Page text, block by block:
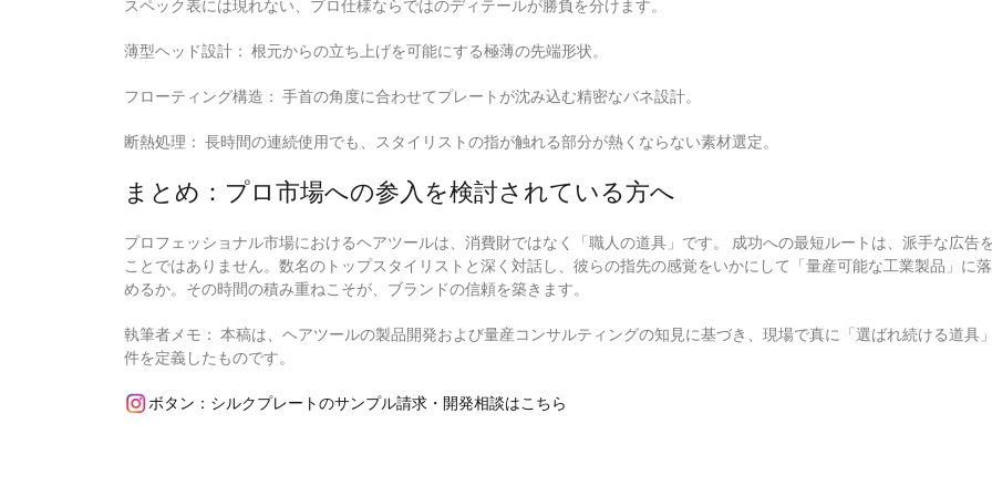
スペック表には現れない、プロ仕様ならではのディテールが勝負を分けます。
薄型ヘッド設計： 根元からの立ち上げを可能にする極薄の先端形状。
フローティング構造： 手首の角度に合わせてプレートが沈み込む精密なバネ設計。
断熱処理： 長時間の連続使用でも、スタイリストの指が触れる部分が熱くならない素材選定。
まとめ：プロ市場への参入を検討されている方へ
プロフェッショナル市場におけるヘアツールは、消費財ではなく「職人の道具」です。 成功への最短ルートは、派手な広告
ことではありません。数名のトップスタイリストと深く対話し、彼らの指先の感覚をいかにして「量産可能な工業製品」に
めるか。その時間の積み重ねこそが、ブランドの信頼を築きます。
執筆者メモ： 本稿は、ヘアツールの製品開発および量産コンサルティングの知見に基づき、現場で真に「選ばれ続ける道具
件を定義したものです。
ボタン：シルクプレートのサンプル請求・開発相談はこちら